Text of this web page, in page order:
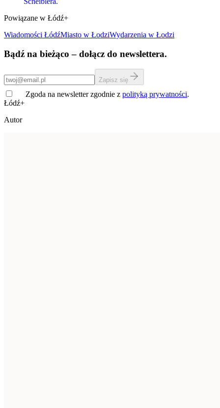
Powiązane w Łódź+
Wiadomości ŁódźMiasto w ŁodziWydarzenia w Łodzi
Bądź na bieżąco – dołącz do newslettera.
Zapisz się
Zgoda na newsletter zgodnie z polityką prywatności.
Łódź+
Autor